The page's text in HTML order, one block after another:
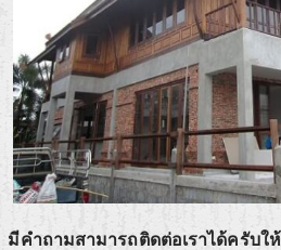
มีคำถามสามารถติดต่อเราได้ครับใ